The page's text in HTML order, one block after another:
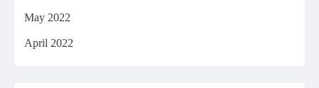
May 2022
April 2022